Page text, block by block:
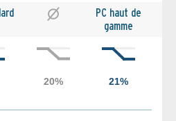
PC haut de
gamme